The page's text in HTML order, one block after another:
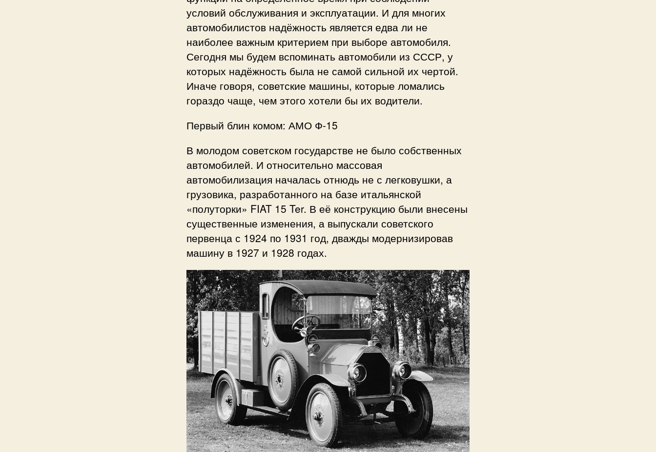
условий обслуживания и эксплуатации. И для многих
автомобилистов надёжность является едва ли не
наиболее важным критерием при выборе автомобиля.
Сегодня мы будем вспоминать автомобили из СССР, у
которых надёжность была не самой сильной их чертой.
Иначе говоря, советские машины, которые ломались
гораздо чаще, чем этого хотели бы их водители.
Первый блин комом: АМО Ф-15
В молодом советском государстве не было собственных
автомобилей. И относительно массовая
автомобилизация началась отнюдь не с легковушки, а
грузовика, разработанного на базе итальянской
«полуторки» FIAT 15 Ter. В её конструкцию были внесены
существенные изменения, а выпускали советского
первенца с 1924 по 1931 год, дважды модернизировав
машину в 1927 и 1928 годах.